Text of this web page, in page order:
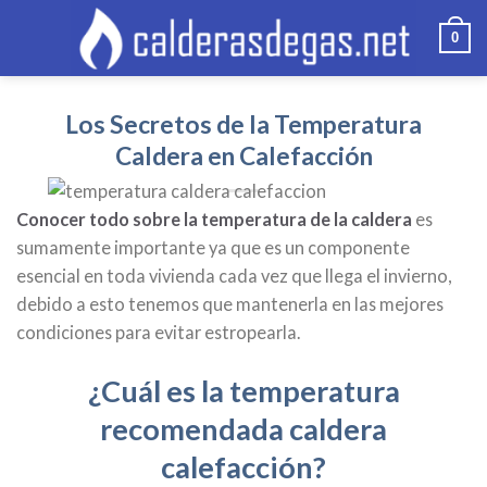
0
Los Secretos de la Temperatura
Caldera en Calefacción
Conocer todo sobre la temperatura de la caldera es
sumamente importante ya que es un componente
esencial en toda vivienda cada vez que llega el invierno,
debido a esto tenemos que mantenerla en las mejores
condiciones para evitar estropearla.
¿Cuál es la temperatura
recomendada caldera
calefacción?